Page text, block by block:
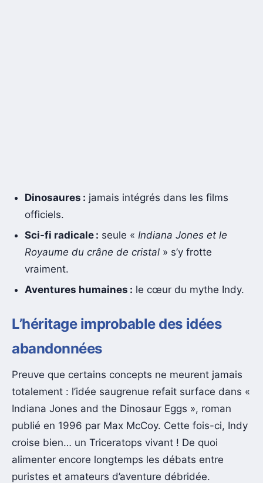
Dinosaures : jamais intégrés dans les films
officiels.
Sci-fi radicale : seule «Indiana Jones et le
Royaume du crâne de cristal » s’y frotte
vraiment.
Aventures humaines : le cœur du mythe Indy.
L’héritage improbable des idées
abandonnées
Preuve que certains concepts ne meurent jamais
totalement : l’idée saugrenue refait surface dans «
Indiana Jones and the Dinosaur Eggs », roman
publié en 1996 par Max McCoy. Cette fois-ci, Indy
croise bien… un Triceratops vivant ! De quoi
alimenter encore longtemps les débats entre
puristes et amateurs d’aventure débridée.